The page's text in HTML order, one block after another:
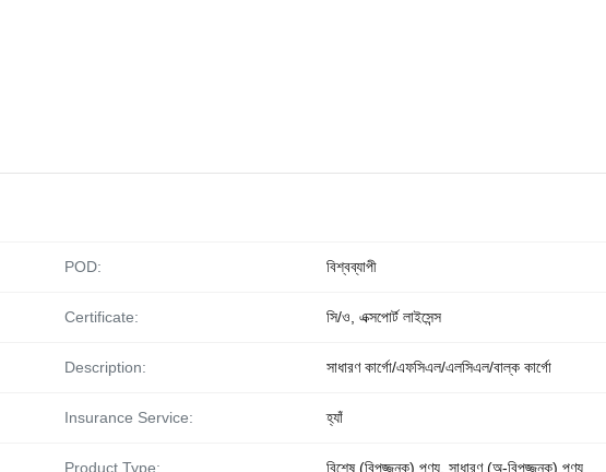
POD: বিশ্বব্যাপী
Certificate: সি/ও, এক্সপোর্ট লাইসেন্স
Description: সাধারণ কার্গো/এফসিএল/এলসিএল/বাল্ক কার্গো
Insurance Service: হ্যাঁ
Product Type: বিশেষ (বিপজ্জনক) পণ্য, সাধারণ (অ-বিপজ্জনক) পণ্য